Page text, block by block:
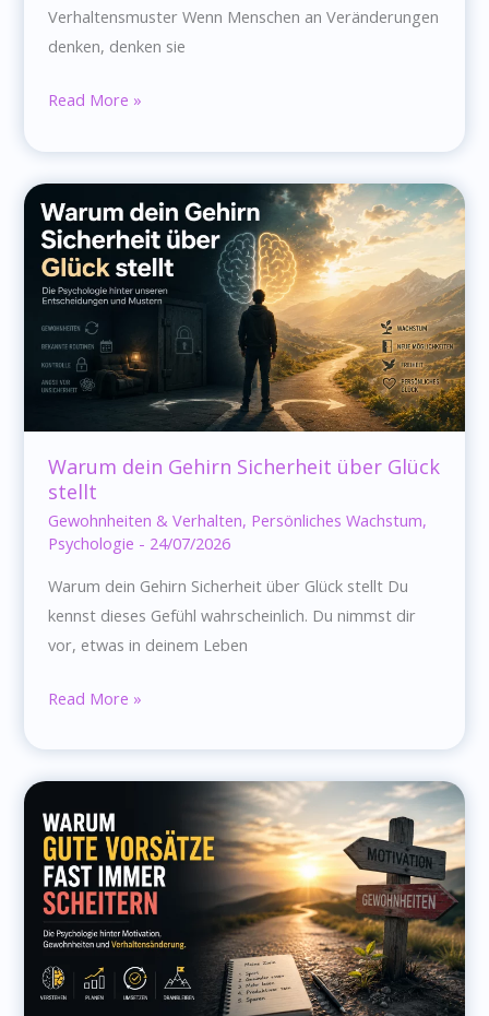
Verhaltensmuster Wenn Menschen an Veränderungen
denken, denken sie
Warum
Entscheidungen
dein
Leben
stärker
verändern
als
große
Read More »
Warum dein Gehirn Sicherheit über Glück
stellt
Gewohnheiten & Verhalten, Persönliches Wachstum,
Psychologie - 24/07/2026
Warum dein Gehirn Sicherheit über Glück stellt Du
kennst dieses Gefühl wahrscheinlich. Du nimmst dir
vor, etwas in deinem Leben
Warum
Gehirn
Sicherheit
über
Glück
stellt
Read More »